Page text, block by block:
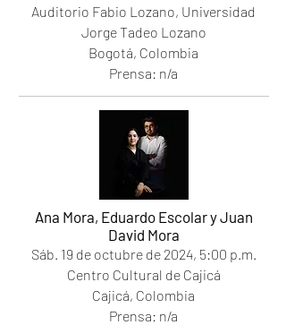
Auditorio Fabio Lozano, Universidad
Jorge Tadeo Lozano
Bogotá, Colombia
Prensa: n/a
Ana Mora, Eduardo Escolar y Juan
David Mora
Sáb. 19 de octubre de 2024, 5:00 p.m.
Centro Cultural de Cajicá
Cajicá, Colombia
Prensa: n/a